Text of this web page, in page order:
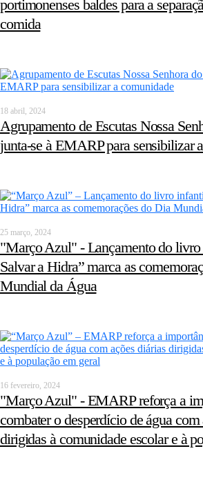
portimonenses baldes para a
comida
18 abril, 2024
Agrupamento de Escutas Nossa
junta-se à EMARP para sensibilizar
25 março, 2024
"Março Azul" - Lançamento do
Salvar a Hidra” marca as
Mundial da Água
16 fevereiro, 2024
"Março Azul" - EMARP reforça a
combater o desperdício de água com
dirigidas à comunidade escolar e à